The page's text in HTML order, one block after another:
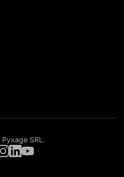
Pyxage SRL .